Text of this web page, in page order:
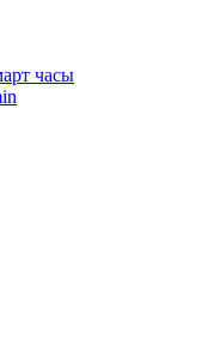
часы